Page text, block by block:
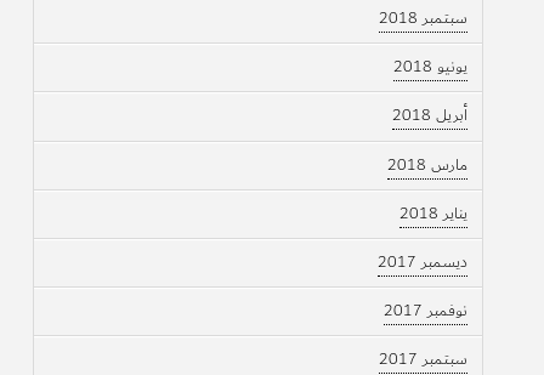
سبتمبر 2018
يونيو 2018
أبريل 2018
مارس 2018
يناير 2018
ديسمبر 2017
نوفمبر 2017
سبتمبر 2017